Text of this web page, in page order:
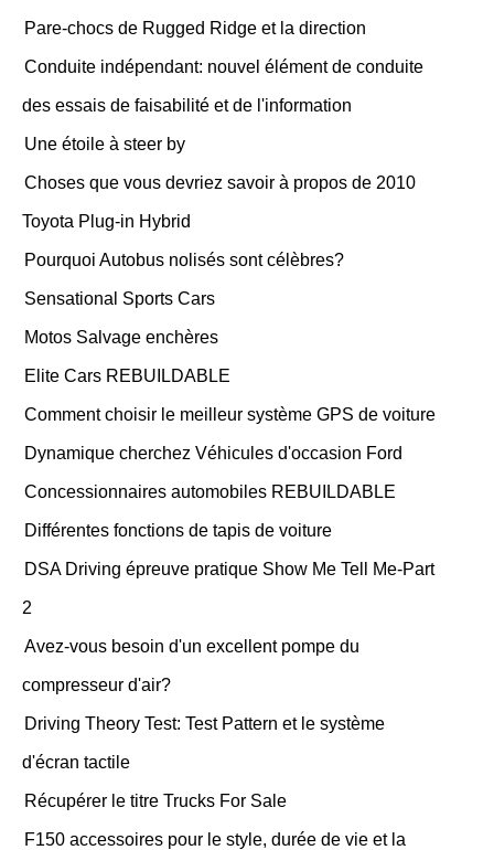
Pare-chocs de Rugged Ridge et la direction
Conduite indépendant: nouvel élément de conduite
des essais de faisabilité et de l'information
Une étoile à steer by
Choses que vous devriez savoir à propos de 2010
Toyota Plug-in Hybrid
Pourquoi Autobus nolisés sont célèbres?
Sensational Sports Cars
Motos Salvage enchères
Elite Cars REBUILDABLE
Comment choisir le meilleur système GPS de voiture
Dynamique cherchez Véhicules d'occasion Ford
Concessionnaires automobiles REBUILDABLE
Différentes fonctions de tapis de voiture
DSA Driving épreuve pratique Show Me Tell Me-Part
2
Avez-vous besoin d'un excellent pompe du
compresseur d'air?
Driving Theory Test: Test Pattern et le système
d'écran tactile
Récupérer le titre Trucks For Sale
F150 accessoires pour le style, durée de vie et la